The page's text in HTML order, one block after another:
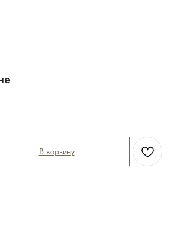
В корзину